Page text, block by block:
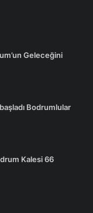
Geleceğini
Bodrumlular
Kalesi 66